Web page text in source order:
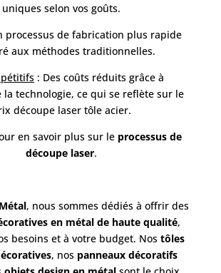
uniques selon vos goûts.
processus de fabrication plus rapide
aux méthodes traditionnelles.
: Des coûts réduits grâce à
la technologie, ce qui se reflète sur le
découpe laser tôle acier.
en savoir plus sur le processus de
découpe laser.
, nous sommes dédiés à offrir des
en métal de haute qualité,
besoins et à votre budget. Nostôles
, nos panneaux décoratifs